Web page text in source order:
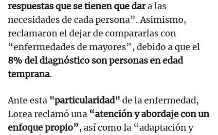
respuestas que se tienen que dara las
necesidades de cada persona”. Asimismo,
reclamaron el dejar de compararlas con
“enfermedades de mayores”, debido a que el
8% del diagnóstico son personas en edad
temprana.
Ante esta "particularidad" de la enfermedad,
Lorea reclamó una “atención y abordaje con un
enfoque propio”, así como la “adaptación y